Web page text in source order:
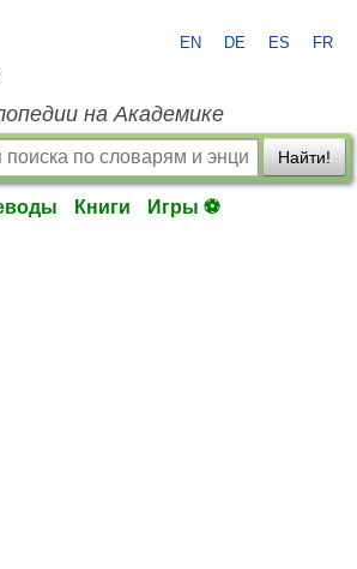
EN DE ES FR
на Академике
Найти!
Книги Игры ⚽